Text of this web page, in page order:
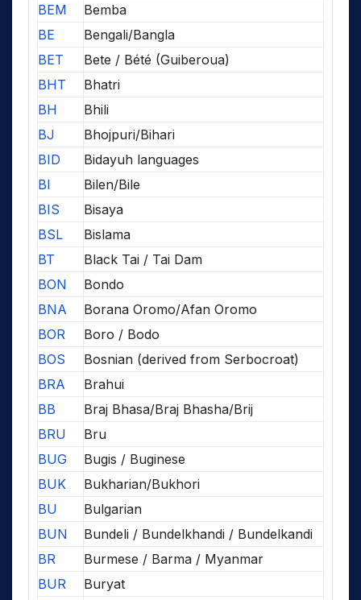
BEM
Bemba
BE
Bengali/Bangla
BET
Bete / Bété (Guiberoua)
BHT
Bhatri
BH
Bhili
BJ
Bhojpuri/Bihari
BID
Bidayuh languages
BI
Bilen/Bile
BIS
Bisaya
BSL
Bislama
BT
Black Tai / Tai Dam
BON
Bondo
BNA
Borana Oromo/Afan Oromo
BOR
Boro / Bodo
BOS
Bosnian (derived from Serbocroat)
BRA
Brahui
BB
Braj Bhasa/Braj Bhasha/Brij
BRU
Bru
BUG
Bugis / Buginese
BUK
Bukharian/Bukhori
BU
Bulgarian
BUN
Bundeli / Bundelkhandi / Bundelkandi
BR
Burmese / Barma / Myanmar
BUR
Buryat